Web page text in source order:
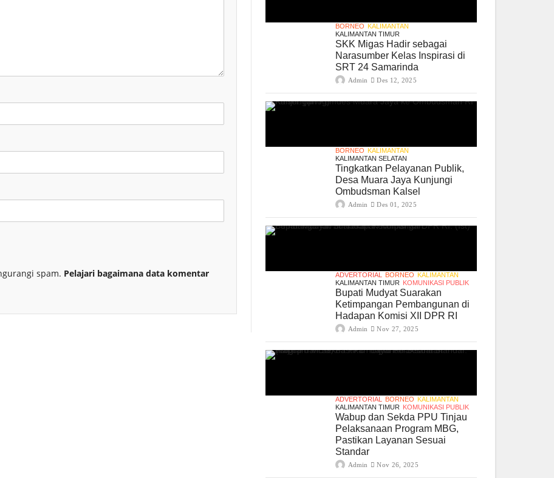
spam. Pelajari bagaimana data komentar
BORNEO KALIMANTAN
KALIMANTAN TIMUR
SKK Migas Hadir sebagai
Narasumber Kelas Inspirasi di
SRT 24 Samarinda
Admin Des 12, 2025
BORNEO KALIMANTAN
KALIMANTAN SELATAN
Tingkatkan Pelayanan Publik,
Desa Muara Jaya Kunjungi
Ombudsman Kalsel
Admin Des 01, 2025
ADVERTORIAL BORNEO KALIMANTAN
KALIMANTAN TIMUR KOMUNIKASI PUBLIK
Bupati Mudyat Suarakan
Ketimpangan Pembangunan di
Hadapan Komisi XII DPR RI
Admin Nov 27, 2025
ADVERTORIAL BORNEO KALIMANTAN
KALIMANTAN TIMUR KOMUNIKASI PUBLIK
Wabup dan Sekda PPU Tinjau
Pelaksanaan Program MBG,
Pastikan Layanan Sesuai
Standar
Admin Nov 26, 2025